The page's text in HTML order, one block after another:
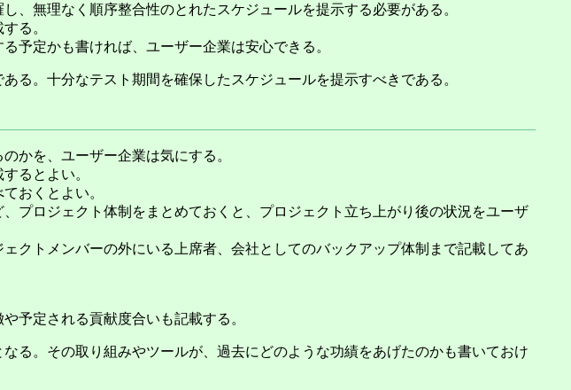
、無理なく順序整合性のとれたスケジュールを提示する必要がある。
る。
予定かも書ければ、ユーザー企業は安心できる。
る。十分なテスト期間を確保したスケジュールを提示すべきである。
かを、ユーザー企業は気にする。
るとよい。
おくとよい。
プロジェクト体制をまとめておくと、プロジェクト立ち上がり後の状況をユーザ
クトメンバーの外にいる上席者、会社としてのバックアップ体制まで記載してあ
予定される貢献度合いも記載する。
る。その取り組みやツールが、過去にどのような功績をあげたのかも書いておけ